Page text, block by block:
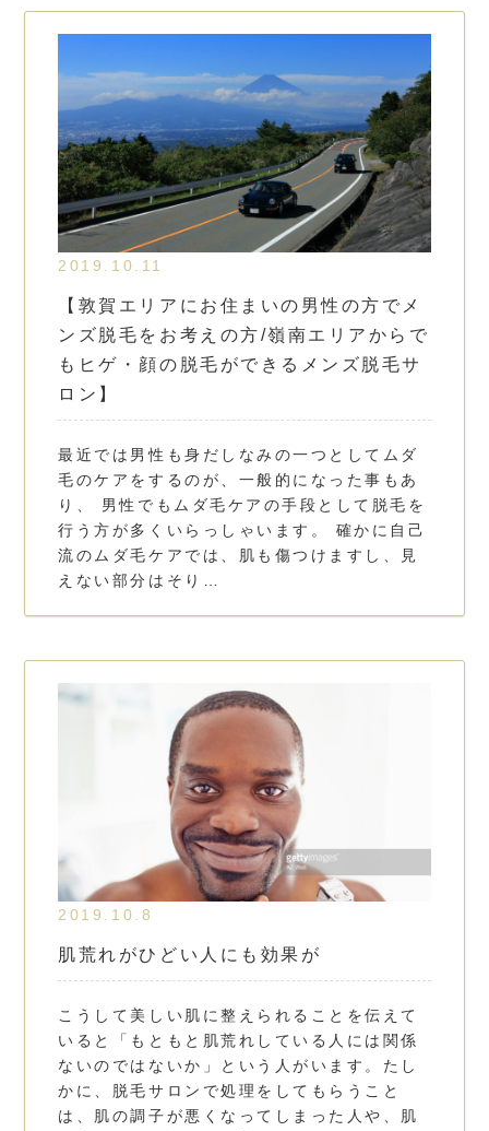
2019.10.11
【敦賀エリアにお住まいの男性の方でメ
ンズ脱毛をお考えの方/嶺南エリアからで
もヒゲ・顔の脱毛ができるメンズ脱毛サ
ロン】
最近では男性も身だしなみの一つとしてムダ
毛のケアをするのが、一般的になった事もあ
り、 男性でもムダ毛ケアの手段として脱毛を
行う方が多くいらっしゃいます。 確かに自己
流のムダ毛ケアでは、肌も傷つけますし、見
えない部分はそり…
2019.10.8
肌荒れがひどい人にも効果が
こうして美しい肌に整えられることを伝えて
いると「もともと肌荒れしている人には関係
ないのではないか」という人がいます。たし
かに、脱毛サロンで処理をしてもらうこと
は、肌の調子が悪くなってしまった人や、肌